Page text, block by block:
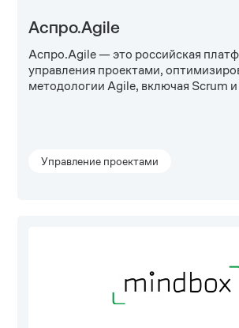
Аспро.Agile
Аспро.Agile — это российская
управления проектами,
методологии Agile, включая Scrum
Управление проектами